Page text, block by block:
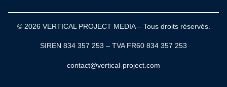
© 2026 VERTICAL PROJECT MEDIA – Tous droits réservés.
SIREN 834 357 253 – TVA FR60 834 357 253
contact@vertical-project.com